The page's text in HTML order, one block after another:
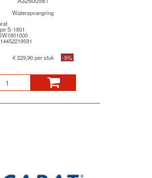
Wateropvangring
S-1801
€ 229,90 per stuk -5%